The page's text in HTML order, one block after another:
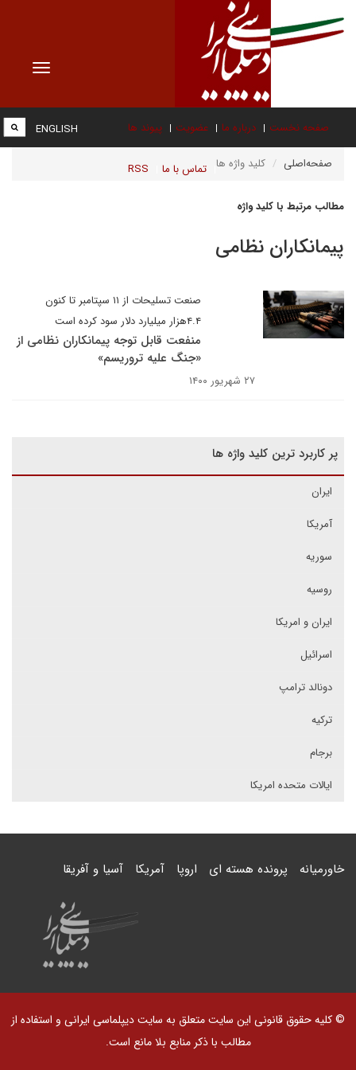
Toggle
صفحه نخست درباره ما عضویت پیوند ها
تماس با ما RSS
ENGLISH
صفحه‌اصلی کلید واژه ها
مطالب مرتبط با کلید واژه
پیمانکاران نظامی
صنعت تسلیحات از ۱۱ سپتامبر تا کنون
۴.۴هزار میلیارد دلار سود کرده است
منفعت قابل توجه پیمانکاران نظامی از
«جنگ علیه تروریسم»
۲۷ شهریور ۱۴۰۰
پر کاربرد ترین کلید واژه ها
ایران
آمریکا
سوریه
روسیه
ایران و امریکا
اسرائیل
دونالد ترامپ
ترکیه
برجام
ایالات متحده امریکا
خاورمیانه پرونده هسته ای اروپا آمریکا آسیا و آفریقا
© کلیه حقوق قانونی این سایت متعلق به سایت دیپلماسی ایرانی و استفاده از
مطالب با ذکر منابع بلا مانع است.